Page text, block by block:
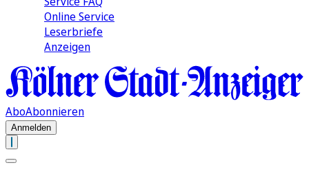
Online Service
Leserbriefe
Anzeigen
AboAbonnieren
Anmelden